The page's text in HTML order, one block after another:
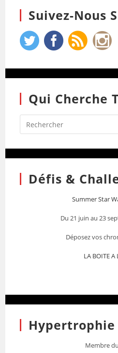
Suivez-Nous
Qui Cherche
Défis &
Summer Star
Du 21 juin au 23
Déposez vos
LA BOITE A
Hypertrophie
Membre